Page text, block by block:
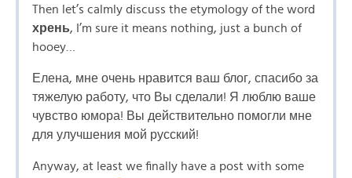
Then let’s calmly discuss the etymology of the word
хрень, I’m sure it means nothing, just a bunch of
hooey…
Елена, мне очень нравится ваш блог, спасибо за
тяжелую работу, что Вы сделали! Я люблю ваше
чувство юмора! Вы действительно помогли мне
для улучшения мой русский!
Anyway, at least we finally have a post with some